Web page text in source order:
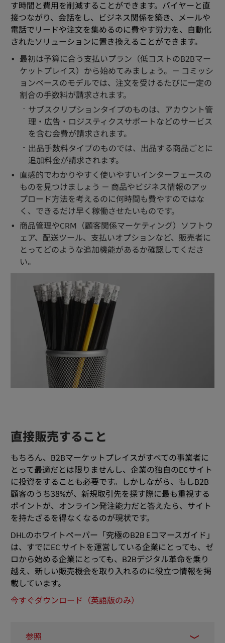
す時間と費用を削減することができます。バイヤーと直
接つながり、会話をし、ビジネス関係を築き、メールや
電話でリードや注文を集めるのに費やす労力を、自動化
されたソリューションに置き換えることができます。
最初は予算に合う支払いプラン（低コストのB2Bマー
ケットプレイス）から始めてみましょう。－ コミッシ
ョンベースのモデルでは、注文を受けるたびに一定の
割合の手数料が請求されます。
サブスクリプションタイプのものは、アカウント管
理・広告・ロジスティクスサポートなどのサービス
を含む会費が請求されます。
出品手数料タイプのものでは、出品する商品ごとに
追加料金が請求されます。
直感的でわかりやすく使いやすいインターフェースの
ものを見つけましょう － 商品やビジネス情報のアッ
プロード方法を考えるのに何時間も費やすのではな
く、できるだけ早く稼働させたいものです。
商品管理やCRM（顧客関係マーケティング）ソフトウ
ェア、配送ツール、支払いオプションなど、販売者に
とってどのような追加機能があるか確認してくださ
い。
直接販売すること
もちろん、B2Bマーケットプレイスがすべての事業者に
とって最適だとは限りませんし、企業の独自のECサイト
に投資をすることも必要です。しかしながら、もしB2B
顧客のうち38%が、新規取引先を探す際に最も重視する
ポイントが、オンライン発注能力だと答えたら、サイト
を持たざるを得なくなるのが現状です。
DHLのホワイトペーパー「究極のB2B Eコマースガイド」
は、すでにEC サイトを運営している企業にとっても、ゼ
ロから始める企業にとっても、B2Bデジタル革命を乗り
越え、新しい販売機会を取り入れるのに役立つ情報を掲
載しています。
今すぐダウンロード（英語版のみ）
参照